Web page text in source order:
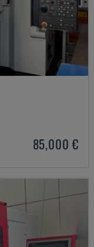
85,000 €